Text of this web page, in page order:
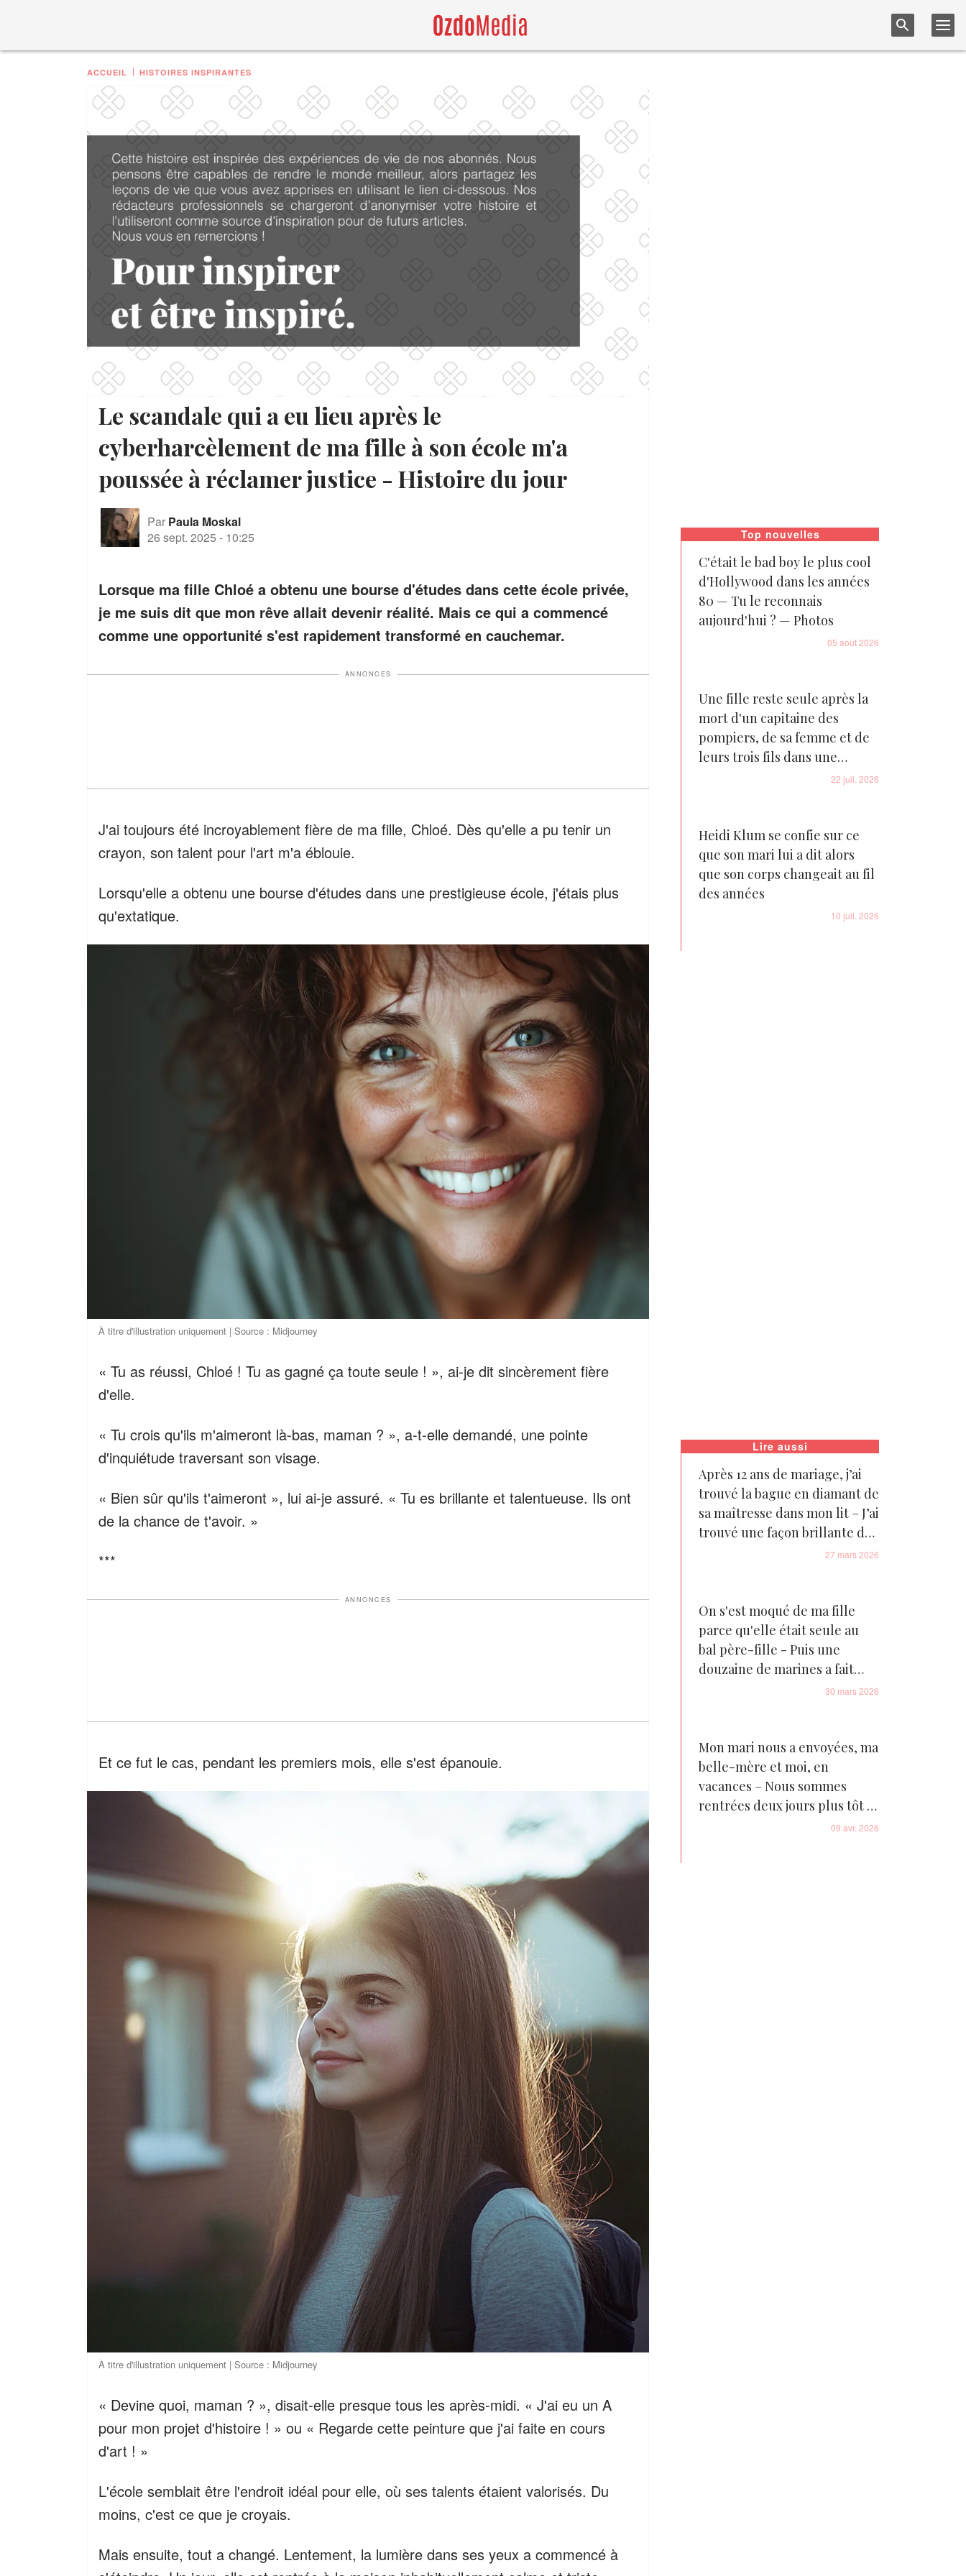
ACCUEIL HISTOIRES INSPIRANTES
Le scandale qui a eu lieu après le
cyberharcèlement de ma fille à son école m'a
poussée à réclamer justice - Histoire du jour
Par Paula Moskal
26 sept. 2025 - 10:25
Lorsque ma fille Chloé a obtenu une bourse d'études dans cette école privée,
je me suis dit que mon rêve allait devenir réalité. Mais ce qui a commencé
comme une opportunité s'est rapidement transformé en cauchemar.
ANNONCES
J'ai toujours été incroyablement fière de ma fille, Chloé. Dès qu'elle a pu tenir un
crayon, son talent pour l'art m'a éblouie.
Lorsqu'elle a obtenu une bourse d'études dans une prestigieuse école, j'étais plus
qu'extatique.
À titre d'illustration uniquement | Source : Midjourney
« Tu as réussi, Chloé ! Tu as gagné ça toute seule ! », ai-je dit sincèrement fière
d'elle.
« Tu crois qu'ils m'aimeront là-bas, maman ? », a-t-elle demandé, une pointe
d'inquiétude traversant son visage.
« Bien sûr qu'ils t'aimeront », lui ai-je assuré. « Tu es brillante et talentueuse. Ils ont
de la chance de t'avoir. »
***
ANNONCES
Et ce fut le cas, pendant les premiers mois, elle s'est épanouie.
À titre d'illustration uniquement | Source : Midjourney
« Devine quoi, maman ? », disait-elle presque tous les après-midi. « J'ai eu un A
pour mon projet d'histoire ! » ou « Regarde cette peinture que j'ai faite en cours
d'art ! »
L'école semblait être l'endroit idéal pour elle, où ses talents étaient valorisés. Du
moins, c'est ce que je croyais.
Mais ensuite, tout a changé. Lentement, la lumière dans ses yeux a commencé à
Top nouvelles
C'était le bad boy le plus cool
d'Hollywood dans les années
80 — Tu le reconnais
aujourd'hui ? — Photos
05 août 2026
Une fille reste seule après la
mort d'un capitaine des
pompiers, de sa femme et de
leurs trois fils dans une
tragédie familiale déchirante
22 juil. 2026
Heidi Klum se confie sur ce
que son mari lui a dit alors
que son corps changeait au fil
des années
10 juil. 2026
Lire aussi
Après 12 ans de mariage, j’ai
trouvé la bague en diamant de
sa maîtresse dans mon lit – J’ai
trouvé une façon brillante de
27 mars 2026
On s'est moqué de ma fille
parce qu'elle était seule au
bal père-fille - Puis une
douzaine de marines a fait
irruption dans le gymnase
30 mars 2026
Mon mari nous a envoyées, ma
belle-mère et moi, en
vacances – Nous sommes
rentrées deux jours plus tôt et
09 avr. 2026